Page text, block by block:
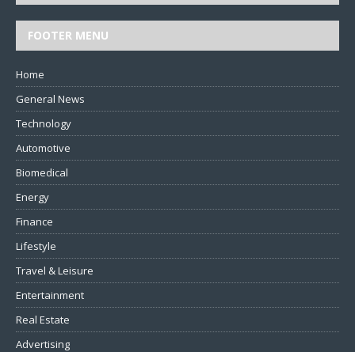
FOOTER MENU
Home
General News
Technology
Automotive
Biomedical
Energy
Finance
Lifestyle
Travel & Leisure
Entertainment
Real Estate
Advertising